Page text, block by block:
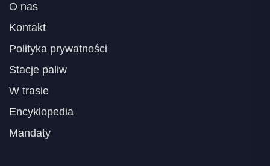
O nas
Kontakt
Polityka prywatności
Stacje paliw
W trasie
Encyklopedia
Mandaty